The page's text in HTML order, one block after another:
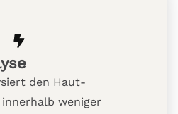
den Haut-
weniger